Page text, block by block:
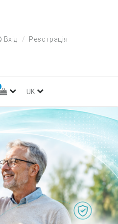
Вхід Реєстрація
UK